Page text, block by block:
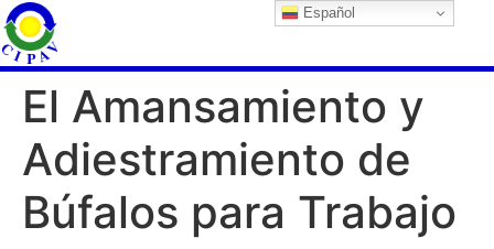
El Amansamiento y
Adiestramiento de
Búfalos para Trabajo
Español